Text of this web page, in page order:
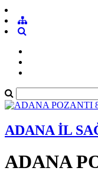
ADANA İL
ADANA